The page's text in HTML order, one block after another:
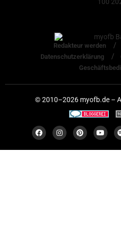
Redakteur werden
Datenschutzerklärung
© 2010–2026 myofb.de –